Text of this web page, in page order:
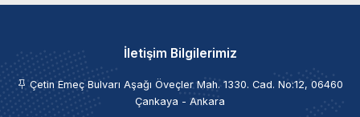
İletişim Bilgilerimiz
Çetin Emeç Bulvarı Aşağı Öveçler Mah. 1330. Cad. No:12, 06460
Çankaya - Ankara